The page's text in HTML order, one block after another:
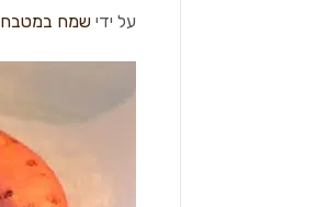
על ידי שמח במטבח